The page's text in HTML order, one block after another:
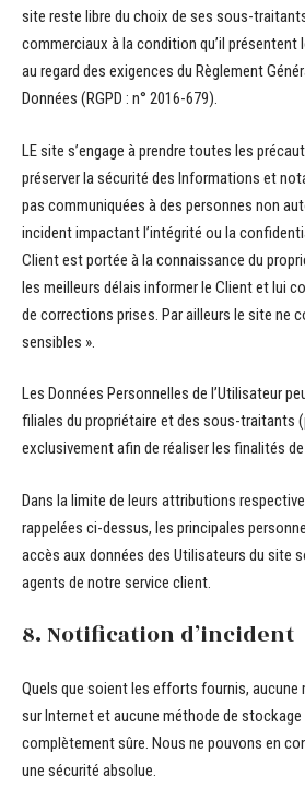
site reste libre du choix de ses sous-
commerciaux à la condition qu’il
au regard des exigences du Règlement
Données (RGPD : n° 2016-679).
LE site s’engage à prendre toutes les
préserver la sécurité des Informations et
pas communiquées à des personnes non
incident impactant l’intégrité ou la
Client est portée à la connaissance du
les meilleurs délais informer le Client et lui
de corrections prises. Par ailleurs le site ne
sensibles ».
Les Données Personnelles de l’Utilisateur
filiales du propriétaire et des sous-traitants
exclusivement afin de réaliser les finalités
Dans la limite de leurs attributions
rappelées ci-dessus, les principales
accès aux données des Utilisateurs du site
agents de notre service client.
8. Notification d’incident
Quels que soient les efforts fournis, aucune
sur Internet et aucune méthode de stockage
complètement sûre. Nous ne pouvons en
une sécurité absolue.